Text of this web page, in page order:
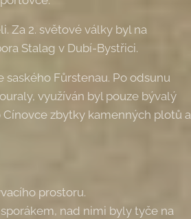
Za 2. světové války byl na
Stalag v Dubí-Bystřici.
Fůrstenau. Po odsunu
využíván byl pouze bývalý
zbytky kamenných plotů a
prostoru.
nad nimi byly tyče na